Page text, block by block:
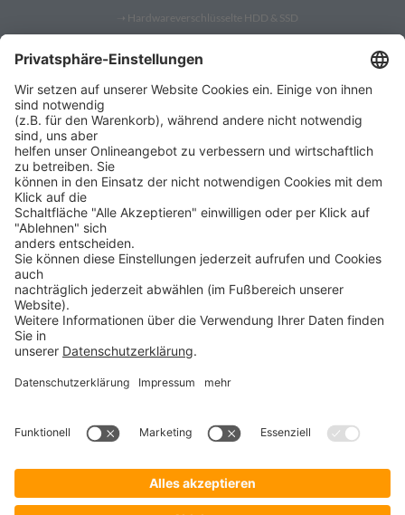
➝ Hardwareverschlüsselte HDD & SSD
Shop ➝Security Token
➝YubiKey
➝Gatekeeper
➝ YubiKey 5
➝YubiKey Bio
➝ SafeToGo USB 3.1 Stick
➝Verschlüsselte USB-Sticks
➝Verschlüsselte Festplatten
➝Remote IT-Service Software
➝Security Software Lösungen
Shop ProSecurity
➝Webcast
KnowledgeBase